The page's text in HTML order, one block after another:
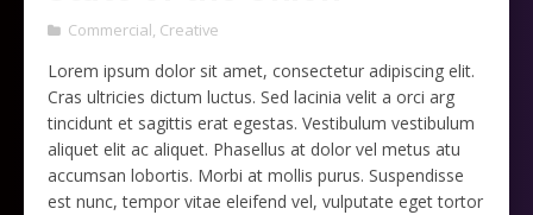
Commercial, Creative
Lorem ipsum dolor sit amet, consectetur adipiscing elit.
Cras ultricies dictum luctus. Sed lacinia velit a orci arg
tincidunt et sagittis erat egestas. Vestibulum vestibulum
aliquet elit ac aliquet. Phasellus at dolor vel metus atu
accumsan lobortis. Morbi at mollis purus. Suspendisse
est nunc, tempor vitae eleifend vel, vulputate eget tortor